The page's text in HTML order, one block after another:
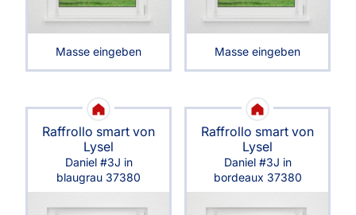
Masse eingeben Masse eingeben
Raffrollo smart von
Lysel
Daniel #3J in
blaugrau 37380
Raffrollo smart von
Lysel
Daniel #3J in
bordeaux 37380